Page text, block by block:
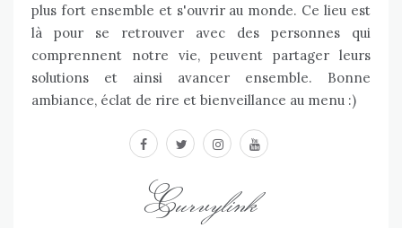
plus fort ensemble et s'ouvrir au monde. Ce lieu est
là pour se retrouver avec des personnes qui
comprennent notre vie, peuvent partager leurs
solutions et ainsi avancer ensemble. Bonne
ambiance, éclat de rire et bienveillance au menu :)
facebooktwitterinstagram
youtube
Curvylink